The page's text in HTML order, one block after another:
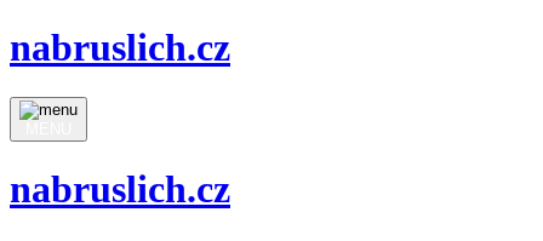
nabruslich.cz
nabruslich.cz